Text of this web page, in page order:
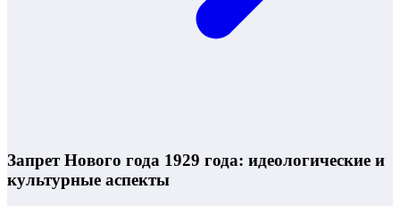
Запрет Нового года 1929 года: идеологические и
культурные аспекты